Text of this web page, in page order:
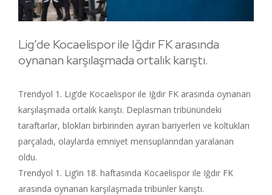
Lig’de Kocaelispor ile Iğdır FK arasında
oynanan karşılaşmada ortalık karıştı.
Trendyol 1. Lig’de Kocaelispor ile Iğdır FK arasında oynanan
karşılaşmada ortalık karıştı. Deplasman tribünündeki
taraftarlar, blokları birbirinden ayıran bariyerleri ve koltukları
parçaladı, olaylarda emniyet mensuplarından yaralanan
oldu.
Trendyol 1. Lig’in 18. haftasında Kocaelispor ile Iğdır FK
arasında oynanan karşılaşmada tribünler karıştı.